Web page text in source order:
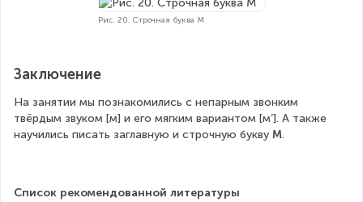
Рис. 20. Строчная буква М
Заключение
На занятии мы познакомились с непарным звонким
твёрдым звуком [м] и его мягким вариантом [м’]. А также
научились писать заглавную и строчную букву М.
Список рекомендованной литературы